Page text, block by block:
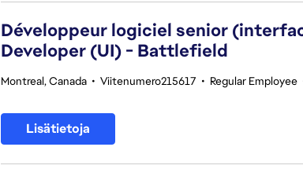
Développeur logiciel senior
Developer (UI) - Battlefield
Montreal, Canada • Viitenumero215617 • Regular Employee
Lisätietoja